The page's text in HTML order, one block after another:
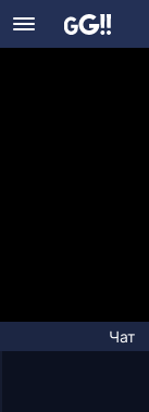
Чат